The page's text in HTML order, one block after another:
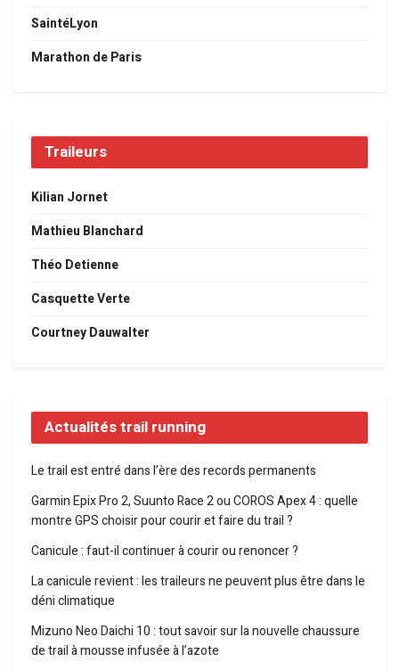
SaintéLyon
Marathon de Paris
Traileurs
Kilian Jornet
Mathieu Blanchard
Théo Detienne
Casquette Verte
Courtney Dauwalter
Actualités trail running
Le trail est entré dans l’ère des records permanents
Garmin Epix Pro 2, Suunto Race 2 ou COROS Apex 4 : quelle
montre GPS choisir pour courir et faire du trail ?
Canicule : faut-il continuer à courir ou renoncer ?
La canicule revient : les traileurs ne peuvent plus être dans le
déni climatique
Mizuno Neo Daichi 10 : tout savoir sur la nouvelle chaussure
de trail à mousse infusée à l’azote